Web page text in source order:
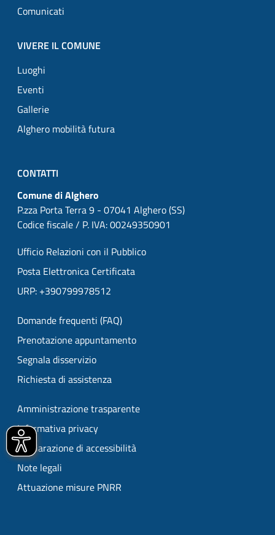
Comunicati
VIVERE IL COMUNE
Luoghi
Eventi
Gallerie
Alghero mobilità futura
CONTATTI
Comune di Alghero
P.zza Porta Terra 9 - 07041 Alghero (SS)
Codice fiscale / P. IVA: 00249350901
Ufficio Relazioni con il Pubblico
Posta Elettronica Certificata
URP: +390799978512
Domande frequenti (FAQ)
Prenotazione appuntamento
Segnala disservizio
Richiesta di assistenza
Amministrazione trasparente
Informativa privacy
Dichiarazione di accessibilità
Note legali
Attuazione misure PNRR